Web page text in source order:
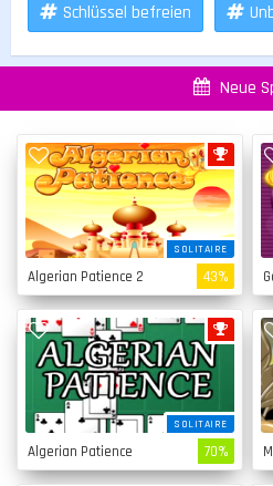
Schlüssel befreien
Neue
SOLITAIRE
Algerian Patience 2 43%
SOLITAIRE
Algerian Patience 70%